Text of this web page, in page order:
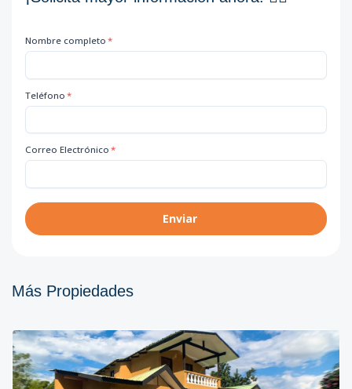
Nombre completo *
Teléfono *
Correo Electrónico *
Enviar
Más Propiedades